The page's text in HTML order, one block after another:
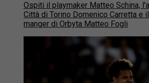
Ospiti il playmaker Matteo Schina,
Città di Torino Domenico Carretta e
manger di Orbyta Matteo Fogli